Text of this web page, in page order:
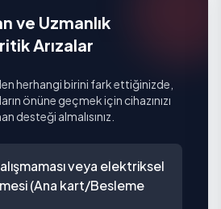
ve Uzmanlık
Arızalar
herhangi birini fark ettiğinizde,
önüne geçmek için cihazınızı
desteği almalısınız.
veya elektriksel
(Ana kart/Besleme